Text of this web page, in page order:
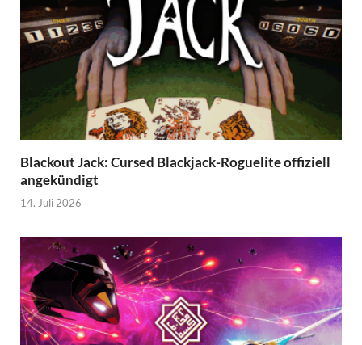
Blackout Jack: Cursed Blackjack-Roguelite offiziell
angekündigt
14. Juli 2026